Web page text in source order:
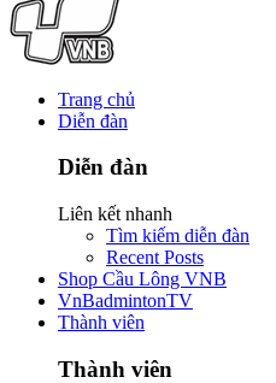
Trang chủ
Diễn đàn
Diễn đàn
Liên kết nhanh
Tìm kiếm diễn đàn
Recent Posts
Shop Cầu Lông VNB
VnBadmintonTV
Thành viên
Thành viên